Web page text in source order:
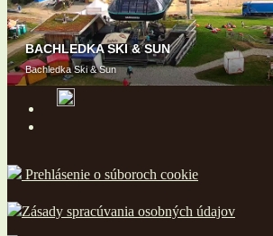
Prehlásenie o súboroch cookie
Zásady spracúvania osobných údajov